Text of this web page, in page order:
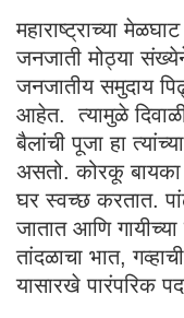
महाराष्ट्राच्या
जनजाती मोठ्या
जनजातीय समुदाय
आहेत. त्यामुळे
बैलांची पूजा हा
असतो. कोरकू बायका
घर स्वच्छ करतात.
जातात आणि
तांदळाचा भात,
यासारखे पारंपरिक